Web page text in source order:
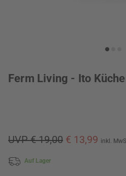
Ferm Living - Ito
UVP € 19,00 € 13,99 inkl.
Auf Lager